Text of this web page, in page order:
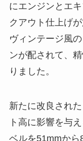
にエンジンとエ
クアウト仕上げ
ヴィンテージ風
ンが配されて、
りました。
新たに改良され
ト高に影響を与
ベルを51mmから